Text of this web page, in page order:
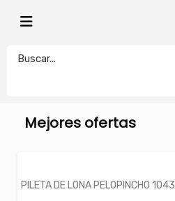
electronicamegatonesrl
Mejores ofertas
PILETA DE LONA PELOPINCHO 1043